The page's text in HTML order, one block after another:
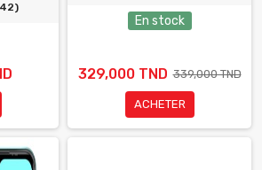
En stock
329,000 TND 339,000 TND
ACHETER